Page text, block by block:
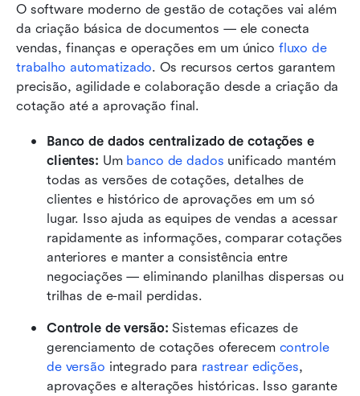
O software moderno de gestão de cotações vai além
da criação básica de documentos — ele conecta
vendas, finanças e operações em um único fluxo de
trabalho automatizado. Os recursos certos garantem
precisão, agilidade e colaboração desde a criação da
cotação até a aprovação final.
Banco de dados centralizado de cotações e
clientes: Um banco de dados unificado mantém
todas as versões de cotações, detalhes de
clientes e histórico de aprovações em um só
lugar. Isso ajuda as equipes de vendas a acessar
rapidamente as informações, comparar cotações
anteriores e manter a consistência entre
negociações — eliminando planilhas dispersas ou
trilhas de e-mail perdidas.
Controle de versão: Sistemas eficazes de
gerenciamento de cotações oferecem controle
de versão integrado para rastrear edições,
aprovações e alterações históricas. Isso garante